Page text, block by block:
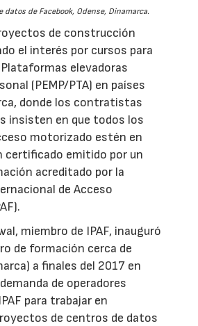
datos de Facebook, Odense, Dinamarca.
de construcción
el interés por cursos para
elevadoras
(PEMP/PTA) en países
donde los contratistas
insisten en que todos los
motorizado estén en
certificado emitido por un
acreditado por la
de Acceso
miembro de IPAF, inauguró
de formación cerca de
a finales del 2017 en
de operadores
para trabajar en
de centros de datos